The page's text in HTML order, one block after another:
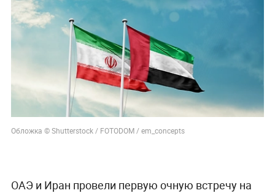
Обложка © Shutterstock / FOTODOM / em_concepts
ОАЭ и Иран провели первую очную встречу на